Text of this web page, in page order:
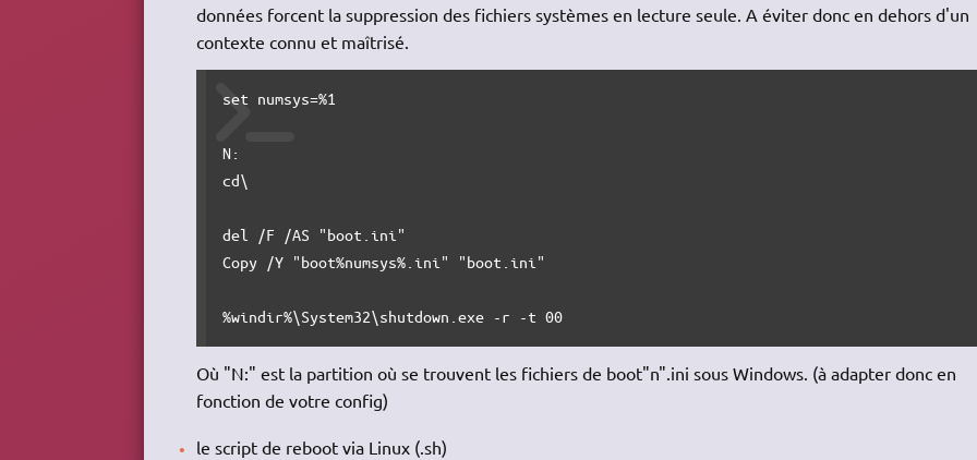
données forcent la suppression des fichiers systèmes en lecture seule. A éviter donc en dehors d'un
contexte connu et maîtrisé.
set numsys=%1
cd\
del /F /AS
"boot.ini"
Copy /Y "boot%numsys%.ini" "boot.ini"
%windir%\System32\shutdown .exe -r -t 00
Où "N:" est la partition où se trouvent les fichiers de boot"n".ini sous Windows. (à adapter donc en
fonction de votre config)
le script de reboot via Linux (.sh)